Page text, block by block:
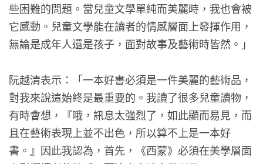
些困難的問題。當兒童文學單純而美麗時，我也會被
它感動。兒童文學能在讀者的情感層面上發揮作用，
無論是成年人還是孩子，面對故事及藝術時皆然。」
阮越清表示：「一本好書必須是一件美麗的藝術品，
對我來說這始終是最重要的。我讀了很多兒童讀物，
有時會想，『哦，訊息太強烈了，如此顯而易見，而
且在藝術表現上並不出色，所以算不上是一本好
書。』因此我認為，首先，《西蒙》必須在美學層面